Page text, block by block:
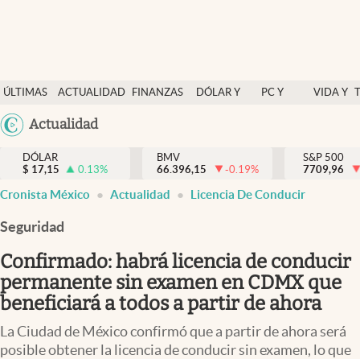
ÚLTIMAS
NOTICIAS
ACTUALIDAD
FINANZAS
DÓLAR Y
PC Y
VIDA Y
México
Actualidad
Actualidad
Finanzas y economía
Dólar y mercados
Pc y celular
Vida y estilo
Tv
DÓLAR
$ 17,15 0.13%
BMV
66.396,15
-0.19%
S&P 500
7709,96
Cronista México Actualidad Licencia De Conducir
Seguridad
Confirmado: habrá licencia de conducir
permanente sin examen en CDMX que
beneficiará a todos a partir de ahora
La Ciudad de México confirmó que a partir de ahora será
posible obtener la licencia de conducir sin examen, lo que